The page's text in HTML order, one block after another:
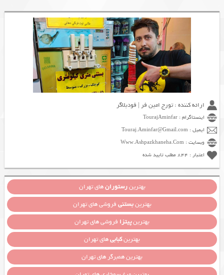
ارائه کننده : تورج امین فر | فودبلاگر
اینستاگرام : TourajAminfar
ایمیل : Touraj.Aminfar@Gmail.com
وبسایت : Www.Ashpazkhaneha.Com
اعتبار : 844 مطلب تایید شده
بهترینرستورانهای تهران
بهترینبستنی فروشی های تهران
بهترینپیتزا فروشی های تهران
بهترینکبابیهای تهران
بهترین همبرگر های تهران